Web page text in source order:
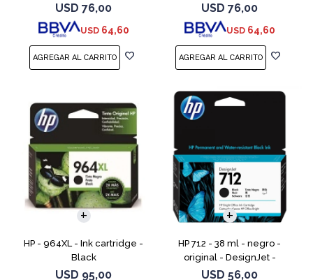
USD 76,00
USD 64,60
USD 76,00
USD 64,60
HP - 964XL - Ink cartridge -
Black
USD 95,00
HP 712 - 38 ml - negro -
original - DesignJet -
cartucho de tinta - para
USD 56,00